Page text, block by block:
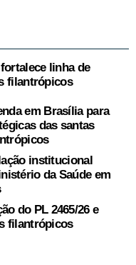
linha de
filantrópicos
em Brasília para
das santas
institucional
da Saúde em
do PL 2465/26 e
filantrópicos